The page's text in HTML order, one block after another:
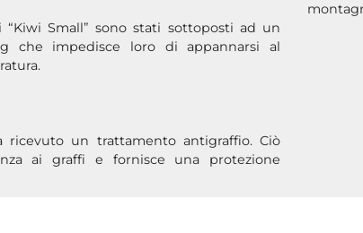
“Kiwi Small” sono stati sottoposti ad un
che impedisce loro di appannarsi al
ricevuto un trattamento antigraffio. Ciò
ai graffi e fornisce una protezione